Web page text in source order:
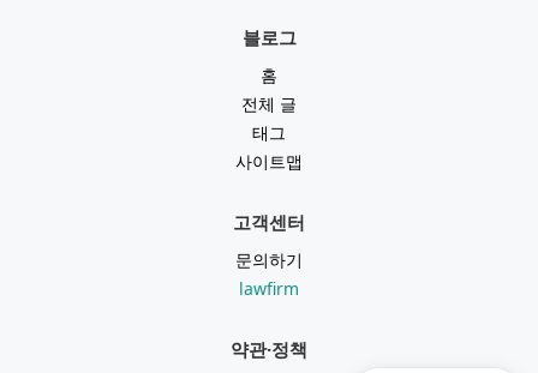
블로그
홈
전체 글
태그
사이트맵
고객센터
문의하기
lawfirm
약관·정책